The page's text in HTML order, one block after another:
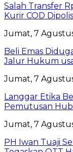
Salah Transfer
Kurir COD
Jumat, 7
Beli Emas
Jalur Hukum
Jumat, 7
Langgar Etika
Pemutusan
Jumat, 7
PH Iwan Tuaji